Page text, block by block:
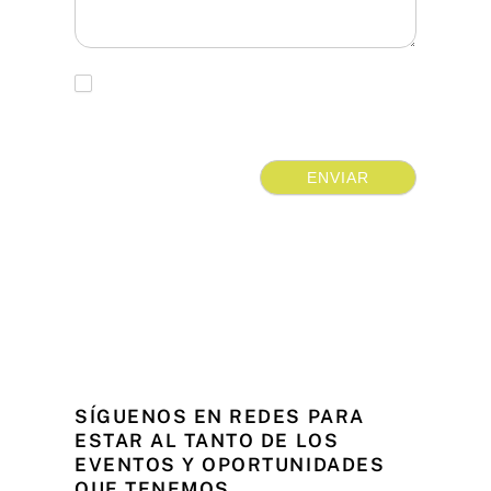
ENVIAR
SÍGUENOS EN REDES PARA
ESTAR AL TANTO DE LOS
EVENTOS Y OPORTUNIDADES